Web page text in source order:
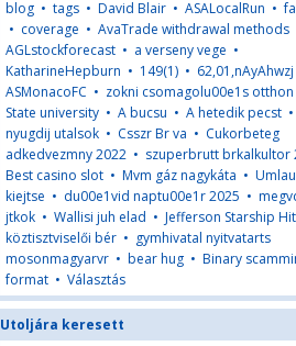
blog • tags • David Blair • ASALocalRun •
• coverage • AvaTrade withdrawal methods
AGLstockforecast • a verseny vege •
KatharineHepburn • 149(1) • 62,01,nAyAhwzj
ASMonacoFC • zokni csomagolu00e1s otthon
State university • A bucsu • A hetedik pecst •
nyugdij utalsok • Csszr Br va • Cukorbeteg
adkedvezmny 2022 • szuperbrutt brkalkultor
Best casino slot • Mvm gáz nagykáta •
kiejtse • du00e1vid naptu00e1r 2025 •
jtkok • Wallisi juh elad • Jefferson Starship
köztisztviselői bér • gymhivatal nyitvatarts
mosonmagyarvr • bear hug • Binary
format • Választás
Utoljára keresett